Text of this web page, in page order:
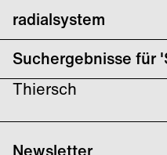
radialsystem
Suchergebnisse für
keine
Thiersch